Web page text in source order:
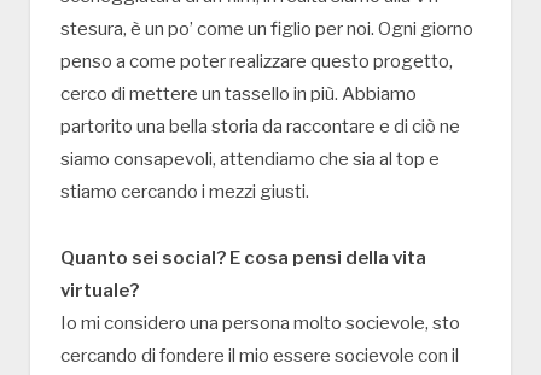
stesura, è un po’ come un figlio per noi. Ogni giorno
penso a come poter realizzare questo progetto,
cerco di mettere un tassello in più. Abbiamo
partorito una bella storia da raccontare e di ciò ne
siamo consapevoli, attendiamo che sia al top e
stiamo cercando i mezzi giusti.
Quanto sei social? E cosa pensi della vita
virtuale?
Io mi considero una persona molto socievole, sto
cercando di fondere il mio essere socievole con il